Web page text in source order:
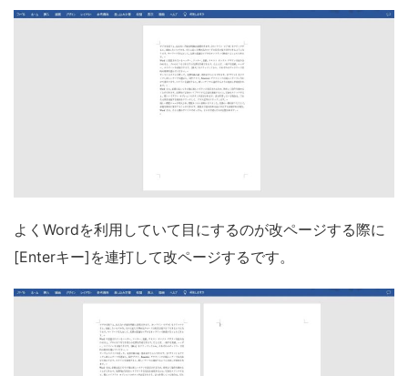
よくWordを利用していて目にするのが改ページする際に
[Enterキー]を連打して改ページするです。